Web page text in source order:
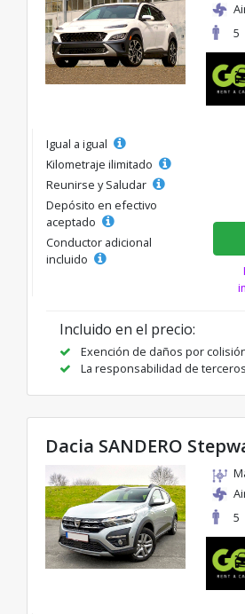
5
Igual a igual
Kilometraje ilimitado
Reunirse y Saludar
Depósito en efectivo
aceptado
Conductor adicional
incluido
Incluido en el precio:
Exención de daños por
La responsabilidad de
Dacia SANDERO
5